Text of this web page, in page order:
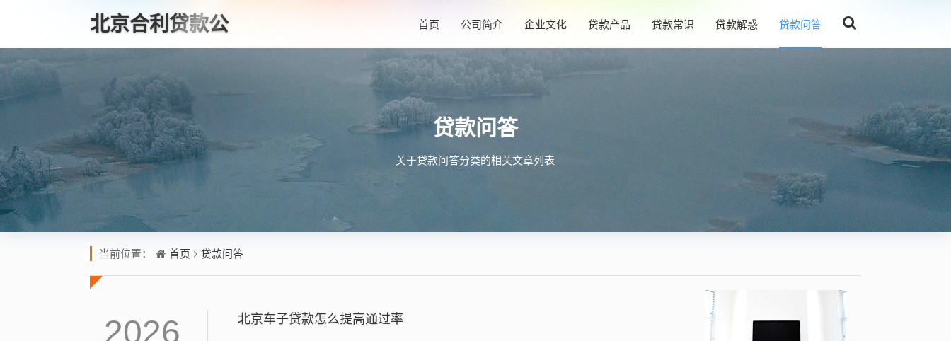
北京合利贷款公
首页 公司简介 企业文化 贷款产品 贷款常识 贷款解惑 贷款问答
贷款问答
关于贷款问答分类的相关文章列表
当前位置： 首页 贷款问答
2026 北京车子贷款怎么提高通过率